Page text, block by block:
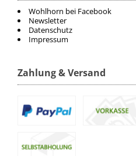
Wohlhorn bei Facebook
Newsletter
Datenschutz
Impressum
Zahlung & Versand